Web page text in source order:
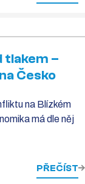
tlakem –
Česko
na Blízkém
má dle něj
PŘEČÍST